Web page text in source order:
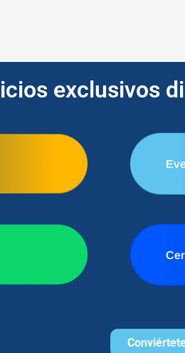
exclusivos